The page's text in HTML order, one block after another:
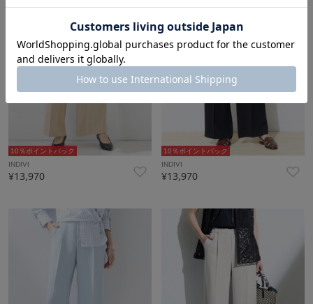
10％ポイントバック
INDIVI
¥13,970
10％ポイントバック
INDIVI
¥13,970